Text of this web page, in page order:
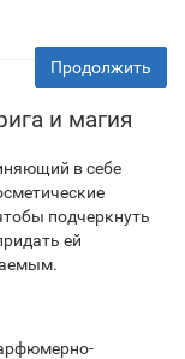
Продолжить
и магия
в себе
подчеркнуть
ей